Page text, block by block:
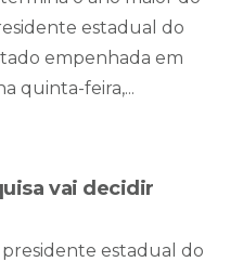
estadual do
empenhada em
quinta-feira,...
vai decidir
estadual do